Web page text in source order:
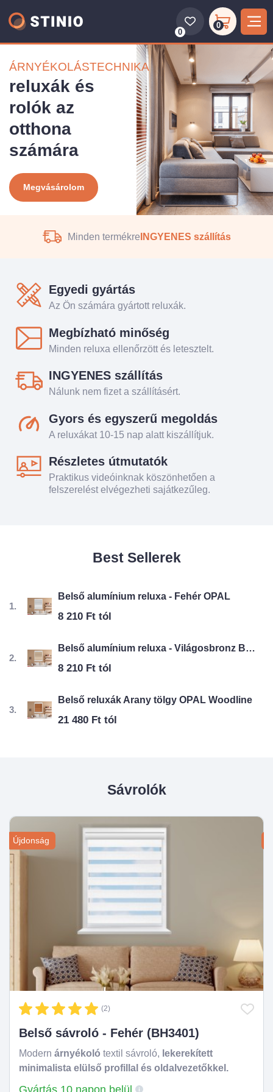
0
0
Beltéri vízszintes redőnyök otthonába
ÁRNYÉKOLÁSTECHNIKA
reluxák és
rolók az
otthona
számára
Megvásárolom
Minden termékre INGYENES szállítás
Egyedi gyártás
Az Ön számára gyártott reluxák.
Megbízható minőség
Minden reluxa ellenőrzött és letesztelt.
INGYENES szállítás
Nálunk nem fizet a szállításért.
Gyors és egyszerű megoldás
A reluxákat 10-15 nap alatt kiszállítjuk.
Részletes útmutatók
Praktikus videóinknak köszönhetően a
felszerelést elvégezheti sajátkezűleg.
Best Sellerek
Belső alumínium reluxa - Fehér OPAL
8 210 Ft tól
Belső alumínium reluxa - Világosbronz BRILANT
8 210 Ft tól
Belső reluxák Arany tölgy OPAL Woodline
21 480 Ft tól
Sávrolók
Újdonság
(2)
Belső sávroló - Fehér (BH3401)
Modern árnyékoló textil sávroló, lekerekített
minimalista elülső profillal és oldalvezetőkkel.
Gyártás 10 napon belül